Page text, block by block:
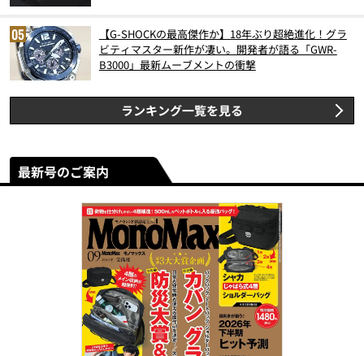
【G-SHOCKの最高傑作か】18年ぶり超絶進化！グラ
ビティマスター新作が凄い。開発者が語る「GWR-
B3000」最新ムーブメントの衝撃
ランキング一覧を見る
最新号のご案内